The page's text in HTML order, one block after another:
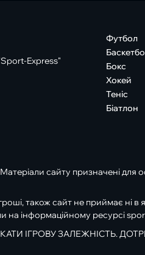
Express"
Футбол
Бокс
Хокей
Теніс
Біатлон
Матеріали сайту призначені для
також сайт не приймає ні в
на інформаційному ресурсі
ІГРОВУ ЗАЛЕЖНІСТЬ.